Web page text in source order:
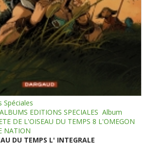
Spéciales
ALBUMS EDITIONS SPECIALES Album
DE L'OISEAU DU TEMPS 8 L'OMEGON
NATION
DU TEMPS L' INTEGRALE